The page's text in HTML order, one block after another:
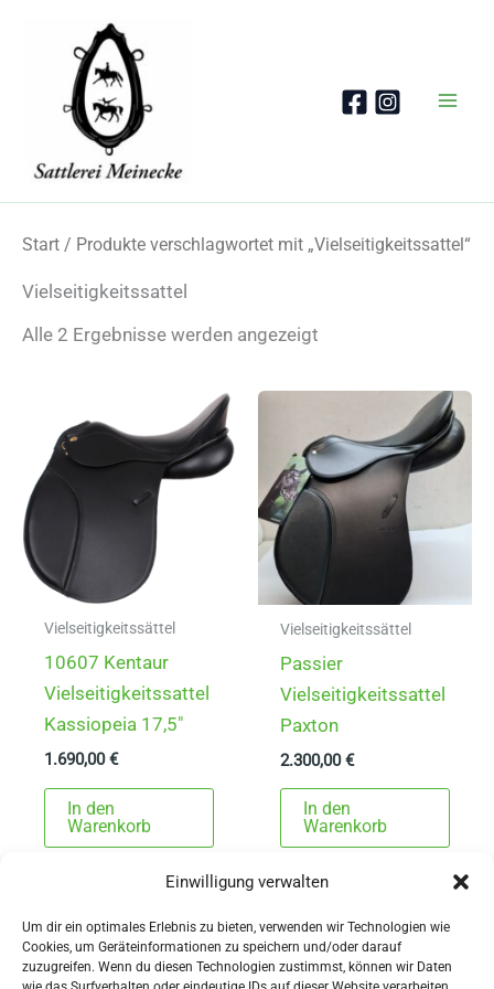
Einwilligung verwalten
Um dir ein optimales Erlebnis zu bieten, verwenden wir Technologien wie
Cookies, um Geräteinformationen zu speichern und/oder darauf
zuzugreifen. Wenn du diesen Technologien zustimmst, können wir Daten
Start / Produkte verschlagwortet mit „Vielseitigkeitssattel“
Vielseitigkeitssattel
Alle 2 Ergebnisse werden angezeigt
Vielseitigkeitssättel
10607 Kentaur
Vielseitigkeitssattel
Kassiopeia 17,5″
1.690,00€
In den
Warenkorb
Vielseitigkeitssättel
Passier
Vielseitigkeitssattel
Paxton
2.300,00€
In den
Warenkorb